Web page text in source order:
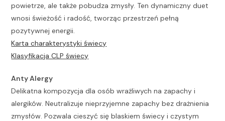
powietrze, ale także pobudza zmysły. Ten dynamiczny duet
wnosi świeżość i radość, tworząc przestrzeń pełną
pozytywnej energii.
Karta charakterystyki świecy
Klasyfikacja CLP świecy
Anty Alergy
Delikatna kompozycja dla osób wrażliwych na zapachy i
alergików. Neutralizuje nieprzyjemne zapachy bez drażnienia
zmysłów. Pozwala cieszyć się blaskiem świecy i czystym